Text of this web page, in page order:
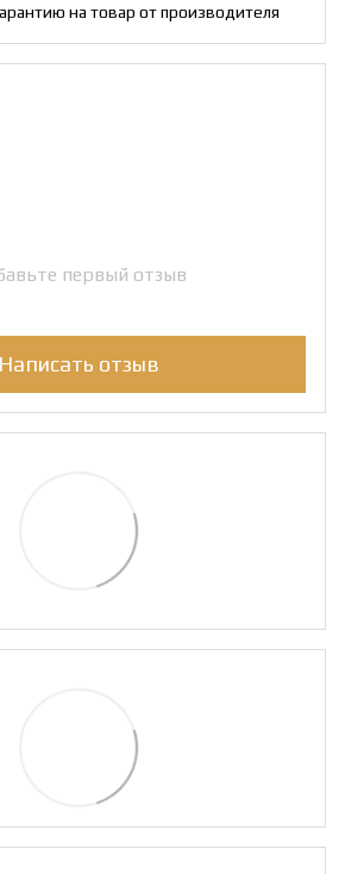
на товар от производителя
первый отзыв
Написать отзыв